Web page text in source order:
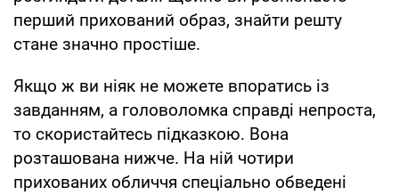
перший прихований образ, знайти решту
стане значно простіше.
Якщо ж ви ніяк не можете впоратись із
завданням, а головоломка справді непроста,
то скористайтесь підказкою. Вона
розташована нижче. На ній чотири
прихованих обличчя спеціально обведені